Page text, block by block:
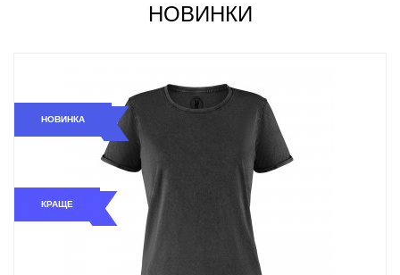
НОВИНКИ
НОВИНКА
КРАЩЕ